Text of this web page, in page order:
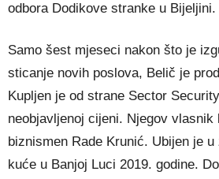
odbora Dodikove stranke u Bijeljini.
Samo šest mjeseci nakon što je
sticanje novih poslova, Belič je
Kupljen je od strane Sector
neobjavljenoj cijeni. Njegov vlasnik
biznismen Rade Krunić. Ubijen je
kuće u Banjoj Luci 2019. godine.